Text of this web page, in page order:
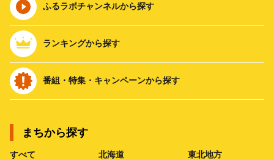
ふるラボチャンネルから探す
ランキングから探す
番組・特集・キャンペーンから探す
まちから探す
すべて 北海道 東北地方